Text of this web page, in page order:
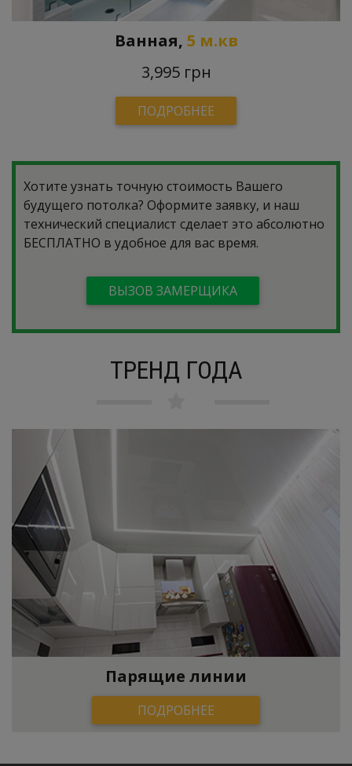
Ванная, 5 м.кв
3,995 грн
ПОДРОБНЕЕ
Хотите узнать точную стоимость Вашего
будущего потолка? Оформите заявку, и наш
технический специалист сделает это абсолютно
БЕСПЛАТНО в удобное для вас время.
ВЫЗОВ ЗАМЕРЩИКА
ТРЕНД ГОДА
Парящие линии
ПОДРОБНЕЕ